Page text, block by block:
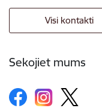
Visi kontakti
Sekojiet mums